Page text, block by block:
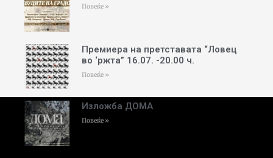
Повеќе »
Премиера на претставата “Ловец
во ‘ржта” 16.07. -20.00 ч.
Повеќе »
Изложба ДОМА
Повеќе »